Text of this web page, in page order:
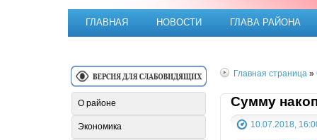
Официальный сайт
ГЛАВНАЯ НОВОСТИ ГЛАВА РАЙОНА
Главная страница »
Сумму
10.07.2018,
О районе
Экономика